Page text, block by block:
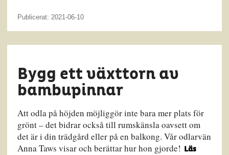
Publicerat: 2021-06-10
Bygg ett växttorn av
bambupinnar
Att odla på höjden möjliggör inte bara mer plats för
grönt – det bidrar också till rumskänsla oavsett om
det är i din trädgård eller på en balkong. Vår odlarvän
Anna Taws visar och berättar hur hon gjorde!
Läs